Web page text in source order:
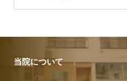
当院について